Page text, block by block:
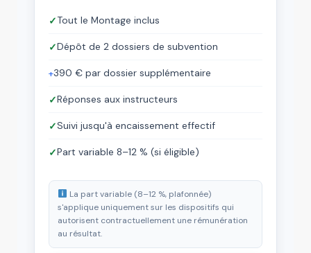
✓Tout le Montage inclus
✓Dépôt de 2 dossiers de subvention
+390 € par dossier supplémentaire
✓Réponses aux instructeurs
✓Suivi jusqu'à encaissement effectif
✓Part variable 8–12 % (si éligible)
La part variable (8–12 %, plafonnée)
s'applique uniquement sur les dispositifs qui
autorisent contractuellement une rémunération
au résultat.